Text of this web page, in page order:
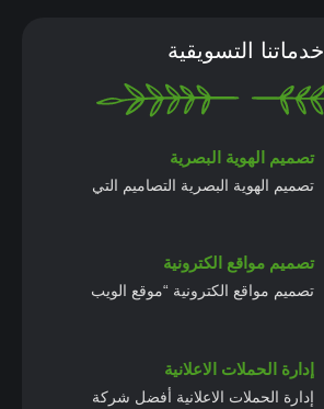
التسويقية
الهوية البصرية
الهوية البصرية التصاميم التي
مواقع الكترونية
مواقع الكترونية “موقع الويب
الحملات الاعلانية
الحملات الاعلانية أفضل شركة